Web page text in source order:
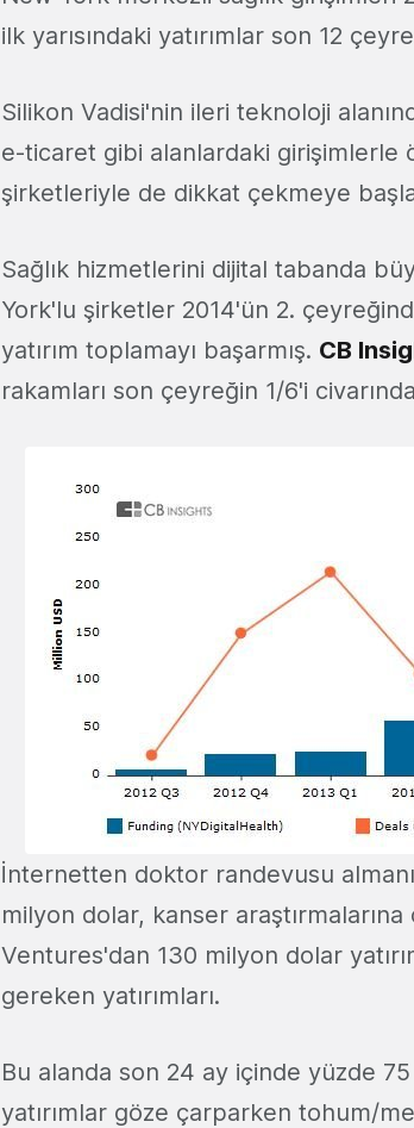
ilk yarısındaki yatırımlar son 12
Silikon Vadisi'nin ileri teknoloji
e-ticaret gibi alanlardaki girişimlerle
şirketleriyle de dikkat çekmeye
Sağlık hizmetlerini dijital tabanda
York'lu şirketler 2014'ün 2.
yatırım toplamayı başarmış. CB
rakamları son çeyreğin 1/6'i
İnternetten doktor randevusu
milyon dolar, kanser araştırmalarına
Ventures'dan 130 milyon dolar
gereken yatırımları.
Bu alanda son 24 ay içinde yüzde
yatırımlar göze çarparken tohum/